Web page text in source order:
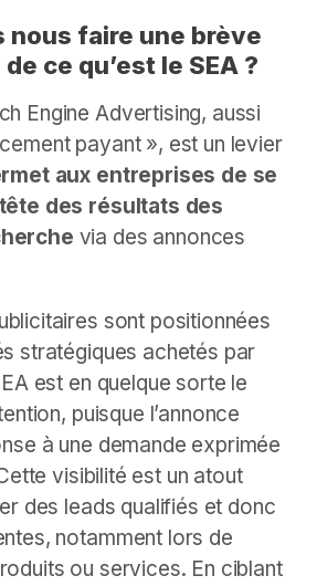
nous faire une brève
ce qu’est le SEA ?
Engine Advertising, aussi
payant », est un levier
aux entreprises de se
des résultats des
via des annonces
sont positionnées
stratégiques achetés par
est en quelque sorte le
puisque l’annonce
à une demande exprimée
visibilité est un atout
des leads qualifiés et donc
notamment lors de
ou services. En ciblant